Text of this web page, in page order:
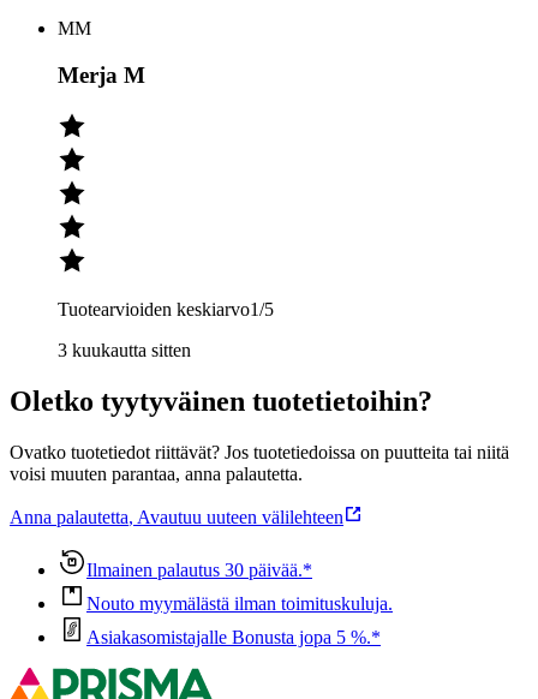
MM
Merja M
Tuotearvioiden keskiarvo1/5
3 kuukautta sitten
Oletko tyytyväinen tuotetietoihin?
Ovatko tuotetiedot riittävät? Jos tuotetiedoissa on puutteita tai niitä
voisi muuten parantaa, anna palautetta.
Anna palautetta, Avautuu uuteen välilehteen
Ilmainen palautus 30 päivää.*
Nouto myymälästä ilman toimituskuluja.
Asiakasomistajalle Bonusta jopa 5 %.*